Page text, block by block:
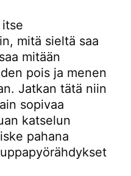
mitä sieltä saa
mitään
pois ja menen
Jatkan tätä niin
sopivaa
katselun
pahana